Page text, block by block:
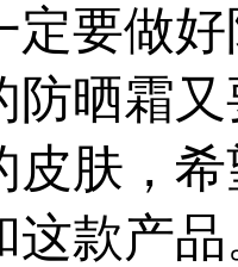
定要做
防晒霜
皮肤，
这款产品